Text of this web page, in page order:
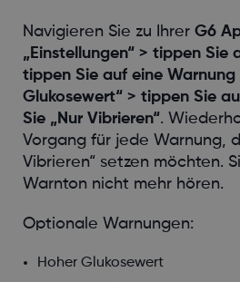
Navigieren Sie zu Ihrer G6
„Einstellungen“ > tippen Sie
tippen Sie auf eine Warnung
Glukosewert“ > tippen Sie
Sie „Nur Vibrieren“.
Vorgang für jede Warnung,
Vibrieren“ setzen möchten.
Warnton nicht mehr hören.
Optionale Warnungen:
Hoher Glukosewert